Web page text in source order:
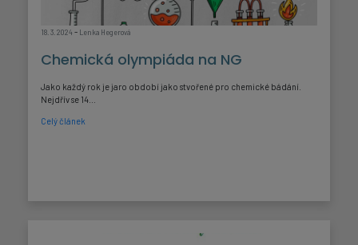
18. 3. 2024 - Lenka Hegerová
Chemická olympiáda na NG
Jako každý rok je jaro období jako stvořené pro chemické bádání.
Nejdřív se 14...
Celý článek